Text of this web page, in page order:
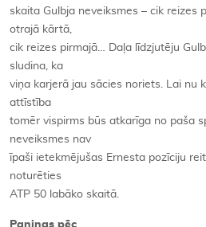
skaita Gulbja neveiksmes – cik reizes
otrajā kārtā,
cik reizes pirmajā… Daļa līdzjutēju
sludina, ka
viņa karjerā jau sācies noriets. Lai nu
attīstība
tomēr vispirms būs atkarīga no paša
neveiksmes nav
īpaši ietekmējušas Ernesta pozīciju
noturēties
ATP 50 labāko skaitā.
Paniņas pēc